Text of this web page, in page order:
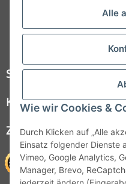
Alle
Wie wir Cookies &
Durch Klicken auf „Alle
Einsatz folgender Dienste
Vimeo, Google Analytics,
Manager, Brevo,
Steelboxx
Kundenservice
Zahlungsmöglichkeiten